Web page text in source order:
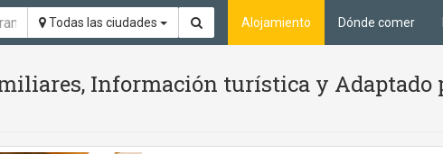
Todas las ciudades Alojamiento Dónde comer
Información turística y Adaptado